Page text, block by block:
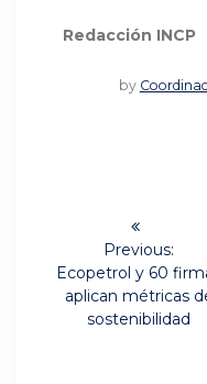
Redacción INCP
by
entradas
Previous:
Previous
post:
Ecopetrol y 60
aplican métricas
sostenibilidad